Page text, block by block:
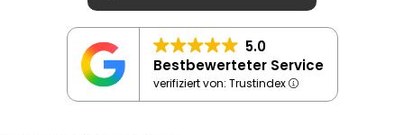
5.0
Bestbewerteter Service
verifiziert von: Trustindex